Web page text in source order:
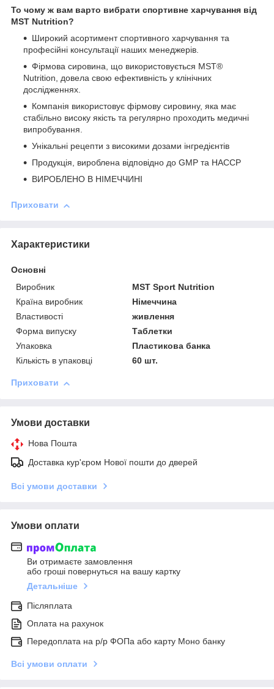
То чому ж вам варто вибрати спортивне харчування від
MST Nutrition?
Широкий асортимент спортивного харчування та
професійні консультації наших менеджерів.
Фірмова сировина, що використовується MST®
Nutrition, довела свою ефективність у клінічних
дослідженнях.
Компанія використовує фірмову сировину, яка має
стабільно високу якість та регулярно проходить медичні
випробування.
Унікальні рецепти з високими дозами інгредієнтів
Продукція, вироблена відповідно до GMP та HACCP
ВИРОБЛЕНО В НІМЕЧЧИНІ
Приховати
Характеристики
Основні
Виробник
MST Sport Nutrition
Країна виробник
Німеччина
Властивості
живлення
Форма випуску
Таблетки
Упаковка
Пластикова банка
Кількість в упаковці
60 шт.
Приховати
Умови доставки
Нова Пошта
Доставка кур'єром Нової пошти до дверей
Всі умови доставки
Умови оплати
Ви отримаєте замовлення
або гроші повернуться на вашу картку
Детальніше
Післяплата
Оплата на рахунок
Передоплата на р/р ФОПа або карту Моно банку
Всі умови оплати